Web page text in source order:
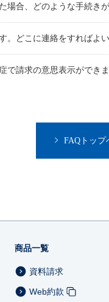
場合、どのような手続き
。どこに連絡をすればよ
で請求の意思表示ができ
FAQトップ
商品一覧
資料請求
Web約款